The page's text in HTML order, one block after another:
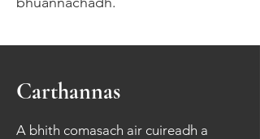
Carthannas
A bhith comasach air cuireadh a